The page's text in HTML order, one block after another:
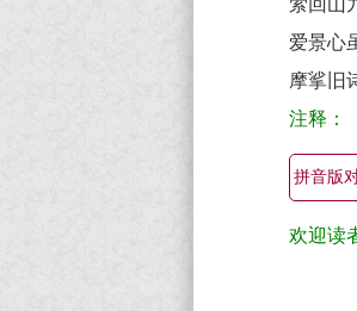
萦回山
爱景心
摩挲旧
注释：
拼音版
欢迎读